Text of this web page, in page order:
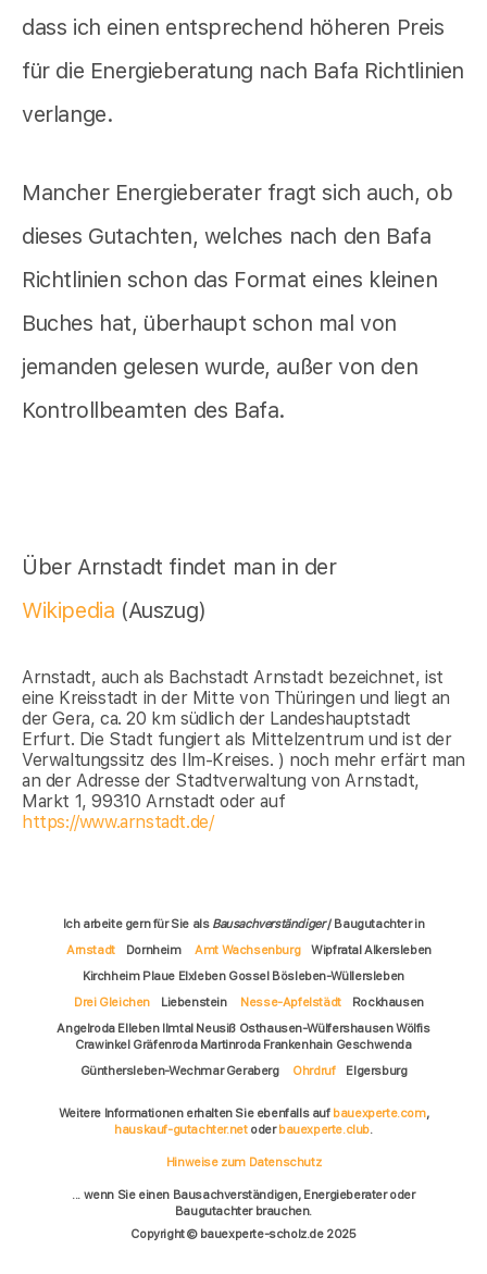
dass ich einen entsprechend höheren Preis
für die Energieberatung nach Bafa Richtlinien
verlange.
Mancher Energieberater fragt sich auch, ob
dieses Gutachten, welches nach den Bafa
Richtlinien schon das Format eines kleinen
Buches hat, überhaupt schon mal von
jemanden gelesen wurde, außer von den
Kontrollbeamten des Bafa.
Über Arnstadt findet man in der
Wikipedia (Auszug)
Arnstadt, auch als Bachstadt Arnstadt bezeichnet, ist
eine Kreisstadt in der Mitte von Thüringen und liegt an
der Gera, ca. 20 km südlich der Landeshauptstadt
Erfurt. Die Stadt fungiert als Mittelzentrum und ist der
Verwaltungssitz des Ilm-Kreises. ) noch mehr erfärt man
an der Adresse der Stadtverwaltung von Arnstadt,
Markt 1, 99310 Arnstadt oder auf
https://www.arnstadt.de/
Ich arbeite gern für Sie als Bausachverständiger/ Baugutachter in
Arnstadt
Dornheim Amt Wachsenburg
Wipfratal Alkersleben
Kirchheim Plaue Elxleben Gossel Bösleben-Wüllersleben
Drei Gleichen
Liebenstein Nesse-Apfelstädt
Rockhausen
Angelroda Elleben Ilmtal Neusiß Osthausen-Wülfershausen Wölfis
Crawinkel Gräfenroda Martinroda Frankenhain Geschwenda
Günthersleben-Wechmar Geraberg
Ohrdruf Elgersburg
Weitere Informationen erhalten Sie ebenfalls auf bauexperte.com,
hauskauf-gutachter.netoderbauexperte.club.
Hinweise zum Datenschutz
... wenn Sie einen Bausachverständigen, Energieberater oder
Baugutachter brauchen.
Copyright © bauexperte-scholz.de 2025